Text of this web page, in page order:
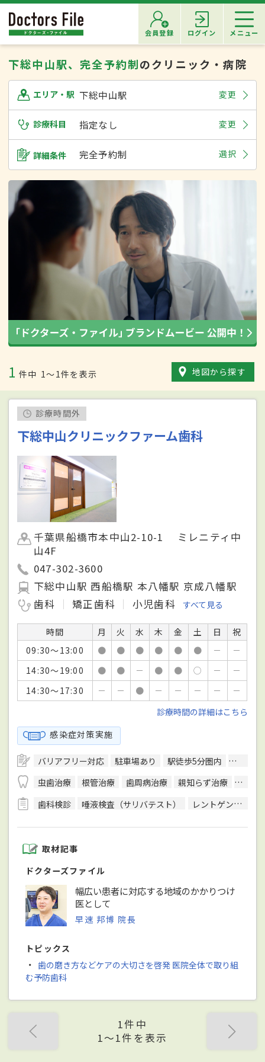
会員登録 ログイン メニュー
下総中山駅、完全予約制のクリニック・病院
エリア・駅 下総中山駅 変更
診療科目 指定なし 変更
詳細条件 完全予約制 選択
1 件中 1〜1件を表示 地図から探す
診療時間外
下総中山クリニックファーム歯科
千葉県船橋市本中山2-10-1 ミレニティ中
山4F
047-302-3600
下総中山駅 西船橋駅 本八幡駅 京成八幡駅
歯科
矯正歯科 小児歯科 すべて見る
時間 月 火 水 木 金 土 日
祝
09:30～13:00
● ● ● ● ● ● －
－
14:30～19:00
● ● － ● ● ○ －
－
14:30～17:30
－ － ● － － － －
－
診療時間の詳細はこちら
感染症対策実施
バリアフリー対応 駐車場あり 駅徒歩5分圏内
予約可
虫歯治療
根管治療 歯周病治療 親知らず治療
顎関
歯科検診
唾液検査（サリバテスト） レントゲン検査
取材記事
ドクターズファイル
幅広い患者に対応する地域のかかりつけ
医として
早速 邦博 院長
トピックス
・ 歯の磨き方などケアの大切さを啓発 医院全体で取り組
む予防歯科
1件中
1〜1件を表示